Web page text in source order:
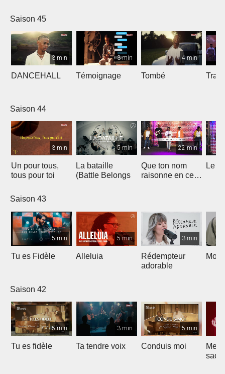
Saison 45
3 min
DANCEHALL
3 min
Témoignage
4 min
Tombé
Saison 44
3 min
Un pour tous,
tous pour toi
5 min
La bataille
(Battle Belongs
22 min
Que ton nom
raisonne en ce
Le
Saison 43
5 min
Tu es Fidèle
5 min
Alleluia
3 min
Rédempteur
adorable
Mon
Saison 42
5 min
Tu es fidèle
3 min
Ta tendre voix
5 min
Conduis moi